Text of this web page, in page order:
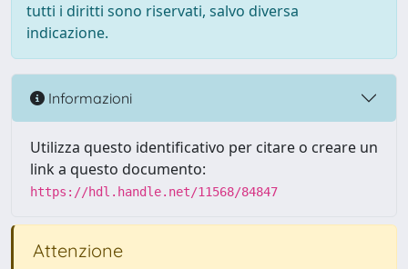
tutti i diritti sono riservati, salvo diversa
indicazione.
Informazioni
Utilizza questo identificativo per citare o creare un
link a questo documento:
https://hdl.handle.net/11568/84847
Attenzione